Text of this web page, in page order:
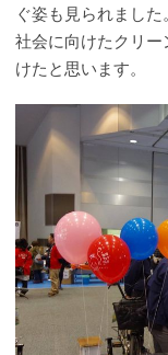
ぐ姿も見られまし
社会に向けたクリ
けたと思います。